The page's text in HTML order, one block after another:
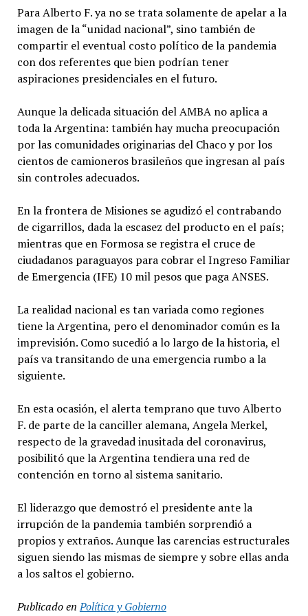
Para Alberto F. ya no se trata solamente de apelar a la
imagen de la “unidad nacional”, sino también de
compartir el eventual costo político de la pandemia
con dos referentes que bien podrían tener
aspiraciones presidenciales en el futuro.
Aunque la delicada situación del AMBA no aplica a
toda la Argentina: también hay mucha preocupación
por las comunidades originarias del Chaco y por los
cientos de camioneros brasileños que ingresan al país
sin controles adecuados.
En la frontera de Misiones se agudizó el contrabando
de cigarrillos, dada la escasez del producto en el país;
mientras que en Formosa se registra el cruce de
ciudadanos paraguayos para cobrar el Ingreso Familiar
de Emergencia (IFE) 10 mil pesos que paga ANSES.
La realidad nacional es tan variada como regiones
tiene la Argentina, pero el denominador común es la
imprevisión. Como sucedió a lo largo de la historia, el
país va transitando de una emergencia rumbo a la
siguiente.
En esta ocasión, el alerta temprano que tuvo Alberto
F. de parte de la canciller alemana, Angela Merkel,
respecto de la gravedad inusitada del coronavirus,
posibilitó que la Argentina tendiera una red de
contención en torno al sistema sanitario.
El liderazgo que demostró el presidente ante la
irrupción de la pandemia también sorprendió a
propios y extraños. Aunque las carencias estructurales
siguen siendo las mismas de siempre y sobre ellas anda
a los saltos el gobierno.
Publicado en Política y Gobierno